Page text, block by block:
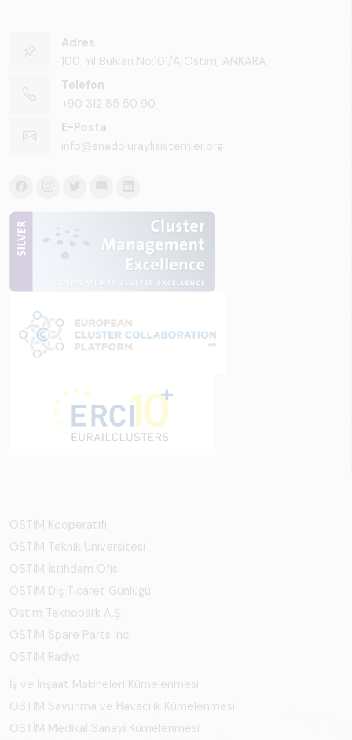
Adres
100. Yıl Bulvarı No:101/A Ostim, ANKARA
Telefon
+90 312 85 50 90
E-Posta
info@anadoluraylisistemler.org
OSTİM Kooperatifi
OSTİM Teknik Üniversitesi
OSTİM İstihdam Ofisi
OSTİM Dış Ticaret Günlüğü
Ostim Teknopark A.Ş.
OSTİM Spare Parts Inc.
OSTİM Radyo
İş ve İnşaat Makineleri Kümelenmesi
OSTİM Savunma ve Havacılık Kümelenmesi
OSTİM Medikal Sanayi Kümelenmesi